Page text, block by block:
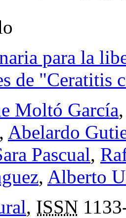
para la
de "Ceratitis
Moltó García
Abelardo
Pascual,
, Alberto
, ISSN